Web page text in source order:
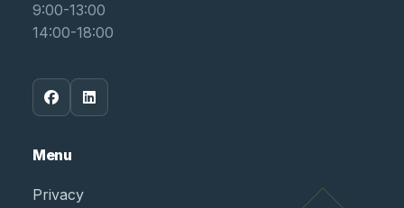
9:00-13:00
14:00-18:00
Menu
Privacy